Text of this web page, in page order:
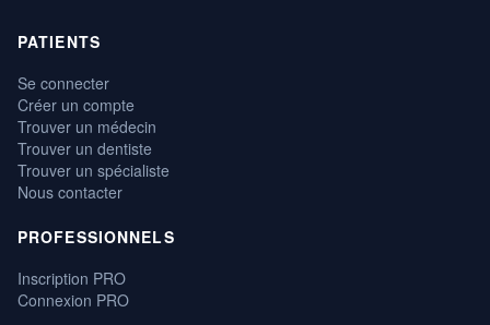
PATIENTS
Se connecter
Créer un compte
Trouver un médecin
Trouver un dentiste
Trouver un spécialiste
Nous contacter
PROFESSIONNELS
Inscription PRO
Connexion PRO